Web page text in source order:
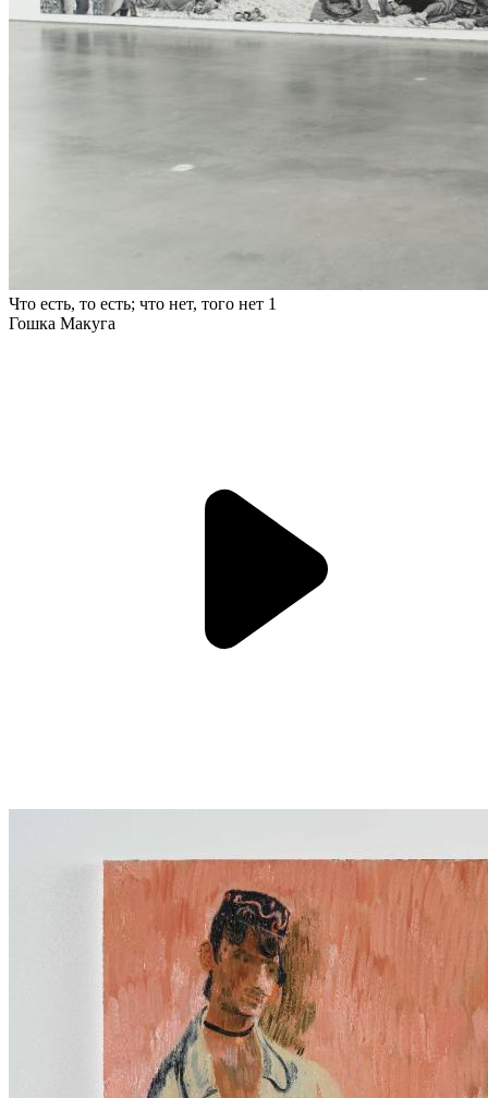
Что есть, то есть; что нет, того нет 1
Гошка Макуга